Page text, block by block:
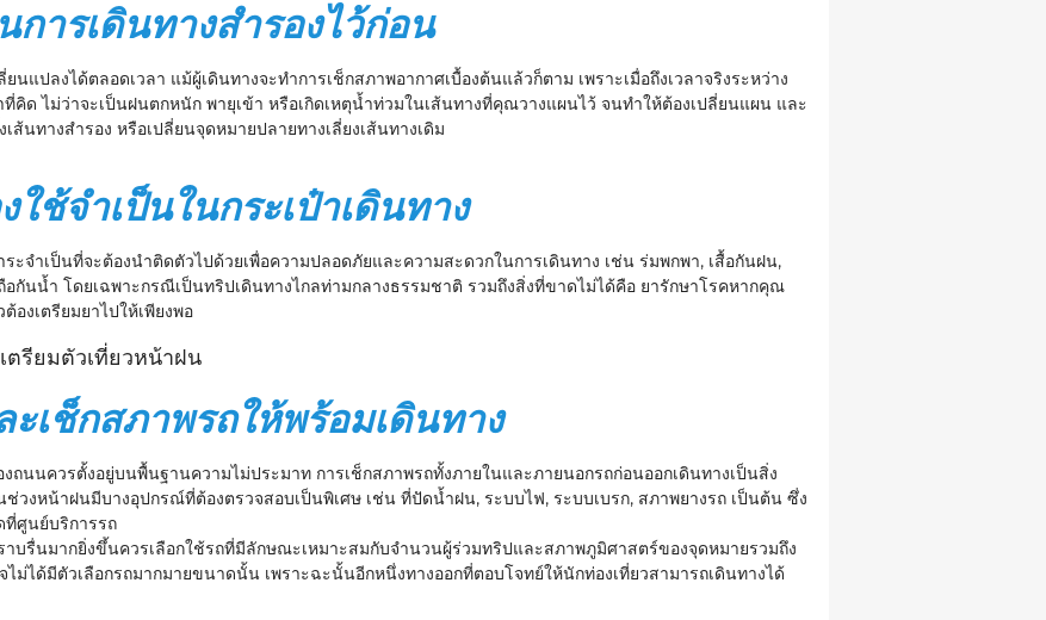
ารเดินทางสำรองไว้ก่อน
แปลงได้ตลอดเวลา แม้ผู้เดินทางจะทำการเช็กสภาพอากาศเบื้องต้นแล้วก็ตาม เพราะเมื่อถึงเวลาจริงระหว่าง
คิด ไม่ว่าจะเป็นฝนตกหนัก พายุเข้า หรือเกิดเหตุน้ำท่วมในเส้นทางที่คุณวางแผนไว้ จนทำให้ต้องเปลี่ยนแผน และ
นทางสำรอง หรือเปลี่ยนจุดหมายปลายทางเลี่ยงเส้นทางเดิม
ช้จำเป็นในกระเป๋าเดินทาง
ะจำเป็นที่จะต้องนำติดตัวไปด้วยเพื่อความปลอดภัยและความสะดวกในการเดินทาง เช่น ร่มพกพา, เสื้อกันฝน,
อกันน้ำ โดยเฉพาะกรณีเป็นทริปเดินทางไกลท่ามกลางธรรมชาติ รวมถึงสิ่งที่ขาดไม่ได้คือ ยารักษาโรคหากคุณ
องเตรียมยาไปให้เพียงพอ
เช็กสภาพรถให้พร้อมเดินทาง
ถนนควรตั้งอยู่บนพื้นฐานความไม่ประมาท การเช็กสภาพรถทั้งภายในและภายนอกรถก่อนออกเดินทางเป็นสิ่ง
วงหน้าฝนมีบางอุปกรณ์ที่ต้องตรวจสอบเป็นพิเศษ เช่น ที่ปัดน้ำฝน, ระบบไฟ, ระบบเบรก, สภาพยางรถ เป็นต้น ซึ่ง
ที่ศูนย์บริการรถ
บรื่นมากยิ่งขึ้นควรเลือกใช้รถที่มีลักษณะเหมาะสมกับจำนวนผู้ร่วมทริปและสภาพภูมิศาสตร์ของจุดหมายรวมถึง
ม่ได้มีตัวเลือกรถมากมายขนาดนั้น เพราะฉะนั้นอีกหนึ่งทางออกที่ตอบโจทย์ให้นักท่องเที่ยวสามารถเดินทางได้